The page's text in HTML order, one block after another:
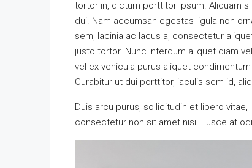
tortor in, dictum porttitor ipsum. Aliquam
dui. Nam accumsan egestas ligula non
sem, lacinia ac lacus a, consectetur
justo tortor. Nunc interdum aliquet diam
vel ex vehicula purus aliquet
Curabitur ut dui porttitor, iaculis sem id,
Duis arcu purus, sollicitudin et libero
consectetur non sit amet nisi. Fusce at